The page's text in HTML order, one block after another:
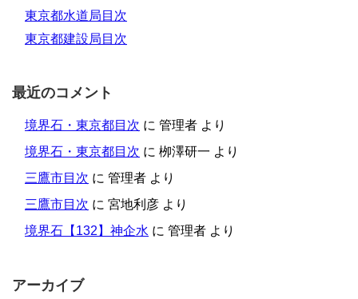
東京都水道局目次
東京都建設局目次
最近のコメント
境界石・東京都目次 に 管理者 より
境界石・東京都目次 に 栁澤研一 より
三鷹市目次 に 管理者 より
三鷹市目次 に 宮地利彦 より
境界石【132】神企水 に 管理者 より
アーカイブ